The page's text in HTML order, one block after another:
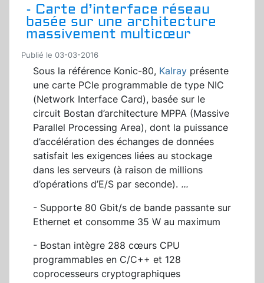
- Carte d’interface réseau
basée sur une architecture
massivement multicœur
Publié le 03-03-2016
Sous la référence Konic-80, Kalray présente
une carte PCIe programmable de type NIC
(Network Interface Card), basée sur le
circuit Bostan d’architecture MPPA (Massive
Parallel Processing Area), dont la puissance
d’accélération des échanges de données
satisfait les exigences liées au stockage
dans les serveurs (à raison de millions
d’opérations d’E/S par seconde). ...
- Supporte 80 Gbit/s de bande passante sur
Ethernet et consomme 35 W au maximum
- Bostan intègre 288 cœurs CPU
programmables en C/C++ et 128
coprocesseurs cryptographiques